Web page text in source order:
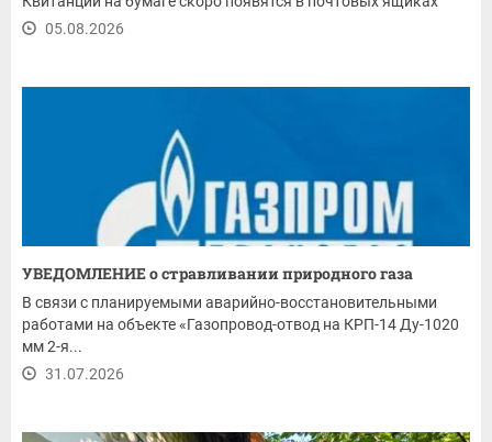
05.08.2026
УВЕДОМЛЕНИЕ о стравливании природного газа
В связи с планируемыми аварийно-восстановительными
работами на объекте «Газопровод-отвод на КРП-14 Ду-1020
мм 2-я...
31.07.2026